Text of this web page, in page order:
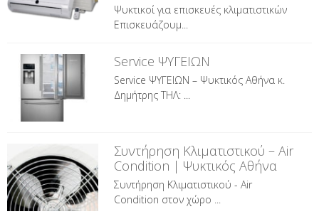
Ψυκτικοί για επισκευές κλιματιστικών
Επισκευάζουμ...
Service ΨΥΓΕΙΩΝ
Service ΨΥΓΕΙΩΝ – Ψυκτικός Αθήνα κ.
Δημήτρης ΤΗΛ: ...
Συντήρηση Κλιματιστικού – Air
Condition | Ψυκτικός Αθήνα
Συντήρηση Κλιματιστικού - Air
Condition στον χώρο ...